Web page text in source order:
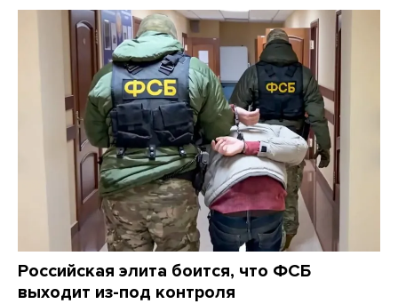
Российская элита боится, что ФСБ
выходит из-под контроля